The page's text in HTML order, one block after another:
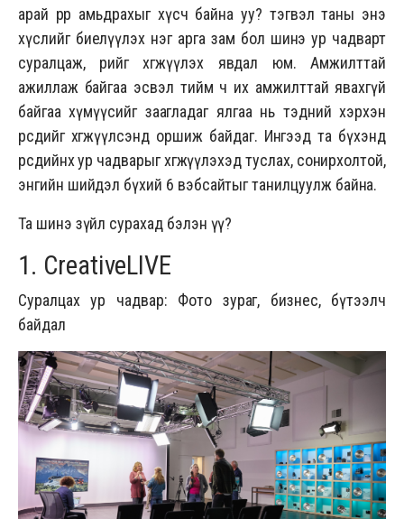
арай өөрөөр амьдрахыг хүсч байна уу? тэгвэл таны энэ
хүслийг биелүүлэх нэг арга зам бол шинэ ур чадварт
суралцаж, өөрийгөө хөгжүүлэх явдал юм. Амжилттай
ажиллаж байгаа эсвэл тийм ч их амжилттай явахгүй
байгаа хүмүүсийг заагладаг ялгаа нь тэдний хэрхэн
өөрсдийгөө хөгжүүлсэнд оршиж байдаг. Ингээд та бүхэнд
өөрсдийнхөө ур чадварыг хөгжүүлэхэд туслах, сонирхолтой,
энгийн шийдэл бүхий 6 вэбсайтыг танилцуулж байна.
Та шинэ зүйл сурахад бэлэн үү?
1. CreativeLIVE
Суралцах ур чадвар: Фото зураг, бизнес, бүтээлч
байдал